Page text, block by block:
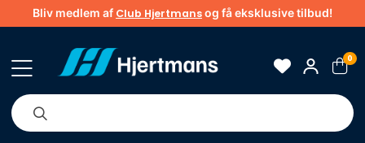
Bliv medlem af Club Hjertmansog få eksklusive tilbud!
0